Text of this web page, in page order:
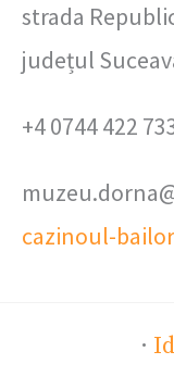
strada
județul
+4 0744 422
cazinoul-
·